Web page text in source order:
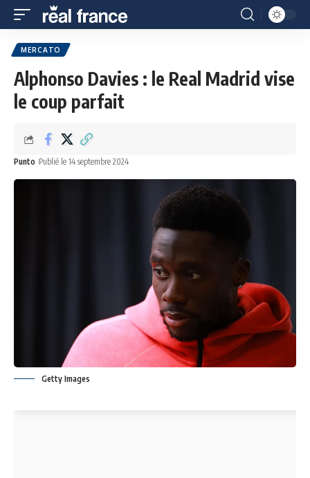
MERCATO
Alphonso Davies : le Real Madrid vise
le coup parfait
Punto Publié le 14 septembre 2024
Getty Images